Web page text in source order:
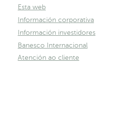
Esta web
Información corporativa
Información investidores
Banesco Internacional
Atención ao cliente